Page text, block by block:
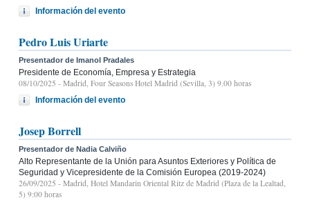
Información del evento
Pedro Luis Uriarte
Presentador de Imanol Pradales
Presidente de Economía, Empresa y Estrategia
08/10/2025 - Madrid, Four Seasons Hotel Madrid (Sevilla, 3) 9.00 horas
Información del evento
Josep Borrell
Presentador de Nadia Calviño
Alto Representante de la Unión para Asuntos Exteriores y Política de
Seguridad y Vicepresidente de la Comisión Europea (2019-2024)
26/09/2025 - Madrid, Hotel Mandarin Oriental Ritz de Madrid (Plaza de la Lealtad,
5) 9:00 horas